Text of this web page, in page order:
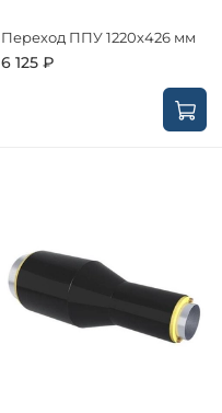
Переход ППУ 1220х426 мм
6 125 ₽